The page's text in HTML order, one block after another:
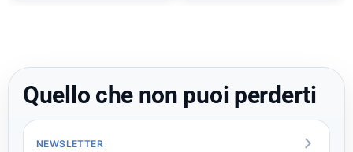
Quello che non puoi perderti
NEWSLETTER